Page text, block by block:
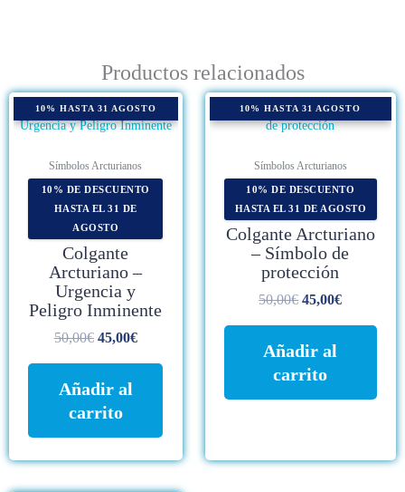
Productos relacionados
10% HASTA 31 AGOSTO
Símbolos Arcturianos
10% DE DESCUENTO
HASTA EL 31 DE
AGOSTO
Colgante
Arcturiano –
Urgencia y
Peligro Inminente
50,00€ 45,00€
Añadir al
carrito
10% HASTA 31 AGOSTO
Símbolos Arcturianos
10% DE DESCUENTO
HASTA EL 31 DE AGOSTO
Colgante Arcturiano
– Símbolo de
protección
50,00€ 45,00€
Añadir al
carrito